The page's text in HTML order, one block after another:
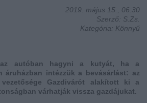
2019. május 15., 06:30
Szerző: S.Zs.
Kategória: Könnyű
autóban hagyni a kutyát, ha a
áruházban intézzük a bevásárlást: az
Gazdivárót alakított ki a
várhatják vissza gazdájukat.